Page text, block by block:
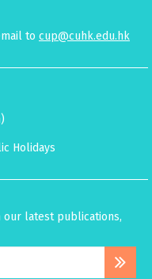
to cup@cuhk.edu.hk
Holidays
our latest publications,